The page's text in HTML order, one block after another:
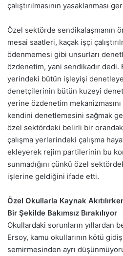
çalıştırılmasının yasaklanması
Özel sektörde sendikalaşmanın
mesai saatleri, kaçak işçi
ödenmemesi gibi unsurları
özdenetim, yani sendikadır dedi.
yerindeki bütün işleyişi
denetçilerinin bütün kuzeyi
yerine özdenetim
kendini denetlemesini sağmak
özel sektördeki belirli bir
çalışma yerlerindeki çalışma
ekleyerek rejim partilerinin bu
sunmadığını çünkü özel
işlerine geldiğini ifade etti.
Özel Okullarla Kaynak
Bir Şekilde Bakımsız Bırakılıyor
Okullardaki sorunların yıllardan
Ersoy, kamu okullarının kötü
semirmesinden ayrı